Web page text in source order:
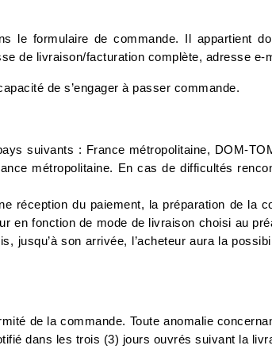
le formulaire de commande. Il appartient
de livraison/facturation complète, adresse e-
de s’engager à passer commande.
suivants : France métropolitaine, DOM-
métropolitaine. En cas de difficultés
réception du paiement, la préparation de la
en fonction de mode de livraison choisi au
jusqu’à son arrivée, l’acheteur aura la
de la commande. Toute anomalie
dans les trois (3) jours ouvrés suivant la